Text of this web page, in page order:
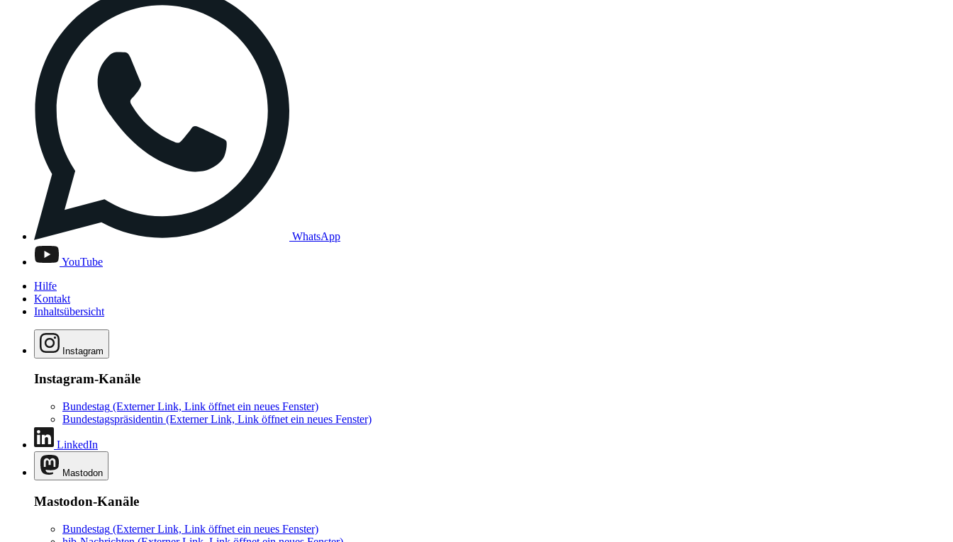
WhatsApp
YouTube
Hilfe
Kontakt
Inhaltsübersicht
Instagram
Instagram-Kanäle
Bundestag (Externer Link, Link öffnet ein neues Fenster)
Bundestagspräsidentin (Externer Link, Link öffnet ein neues Fenster)
LinkedIn
Mastodon
Mastodon-Kanäle
Bundestag (Externer Link, Link öffnet ein neues Fenster)